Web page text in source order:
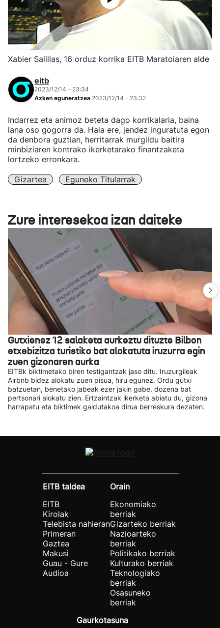
Xabier Salillas, 16 orduz korrika EITB Maratoiaren alde
eitb
2023/12/14 - 23:34
Azken eguneratzea 2023/12/14 - 23:32
Indarrez eta animoz beteta dago korrikalaria, baina
lana oso gogorra da. Hala ere, jendez inguratuta egon
da denbora guztian, herritarrak murgildu baitira
minbiziaren kontrako ikerketarako finantzaketa
lortzeko erronkara.
Gizartea Eguneko Titularrak
Zure interesekoa izan daiteke
Gutxienez 12 salaketa aurkeztu dituzte Bilbon
etxebizitza turistiko bat alokatuta iruzurra egin
zuen gizonaren aurka
EITBk biktimetako biren testigantzak jaso ditu. Iruzurgileak
Airbnb bidez alokatu zuen pisua, hiru egunez. Ordu gutxi
batzuetan, benetako jabeak ezer jakin gabe, dozena bat
pertsonari alokatu zien. Ertzaintzak ikerketa abiatu du, gizona
harrapatu eta biktimek galdutakoa dirua berreskura dezaten.
EITB taldea
EITB
Kirolak
Telebista nahieran
Primeran
Gaztea
Makusi
Guau - Gure
Audioa
Orain
Ekonomiako
berriak
Gizarteko berriak
Nazioarteko
berriak
Politikako berriak
Kulturako berriak
Teknologiako
berriak
Osasuneko
berriak
Gaurkotasuna